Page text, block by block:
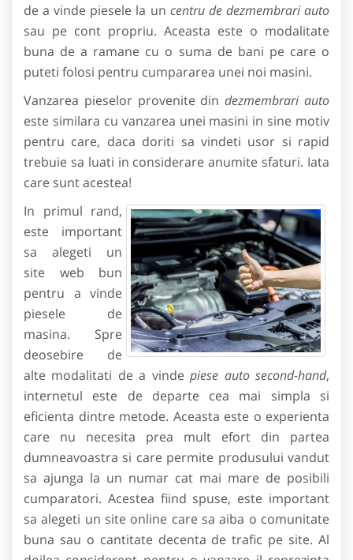
de a vinde piesele la un centru de dezmembrari auto
sau pe cont propriu. Aceasta este o modalitate
buna de a ramane cu o suma de bani pe care o
puteti folosi pentru cumpararea unei noi masini.
Vanzarea pieselor provenite dindezmembrari auto
este similara cu vanzarea unei masini in sine motiv
pentru care, daca doriti sa vindeti usor si rapid
trebuie sa luati in considerare anumite sfaturi. Iata
care sunt acestea!
In primul rand,
este important
sa alegeti un
site web bun
pentru a vinde
piesele de
masina. Spre
deosebire de
alte modalitati de a vindepiese auto second-hand,
internetul este de departe cea mai simpla si
eficienta dintre metode. Aceasta este o experienta
care nu necesita prea mult efort din partea
dumneavoastra si care permite produsului vandut
sa ajunga la un numar cat mai mare de posibili
cumparatori. Acestea fiind spuse, este important
sa alegeti un site online care sa aiba o comunitate
buna sau o cantitate decenta de trafic pe site. Al